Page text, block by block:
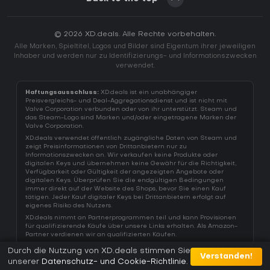
© 2026 XD.deals. Alle Rechte vorbehalten.
Alle Marken, Spieltitel, Logos und Bilder sind Eigentum ihrer jeweiligen
Inhaber und werden nur zu Identifizierungs- und Informationszwecken
verwendet.
Haftungsausschluss: XD.deals ist ein unabhängiger
Preisvergleichs- und Deal-Aggregationsdienst und ist nicht mit
Valve Corporation verbunden oder von ihr unterstützt. Steam und
das Steam-Logo sind Marken und/oder eingetragene Marken der
Valve Corporation.
XD.deals verwendet öffentlich zugängliche Daten von Steam und
zeigt Preisinformationen von Drittanbietern nur zu
Informationszwecken an. Wir verkaufen keine Produkte oder
digitalen Keys und übernehmen keine Gewähr für die Richtigkeit,
Verfügbarkeit oder Gültigkeit der angezeigten Angebote oder
digitalen Keys. Überprüfen Sie die endgültigen Bedingungen
immer direkt auf der Website des Shops, bevor Sie einen Kauf
tätigen. Jeder Kauf digitaler Keys bei Drittanbietern erfolgt auf
eigenes Risiko des Nutzers.
XD.deals nimmt an Partnerprogrammen teil und kann Provisionen
für qualifizierende Käufe über unsere Links erhalten. Als Amazon-
Partner verdienen wir an qualifizierten Käufen.
Durch die Nutzung von XD.deals stimmen Sie
unserer Datenschutz- und Cookie-Richtlinie
Verstanden!